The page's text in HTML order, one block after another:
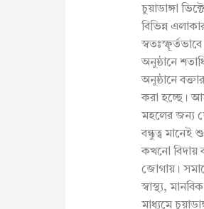
চুয়াডাঙ্গা
বিভিন্ন
অনুষ্ঠানে
অনুষ্ঠানে
করা হচ্ছে।
মহলের জন্য
বন্ধুত্ব মানেই
কখনো বিদায়
জোগায়।
স্বাস্থ্য,
মাধ্যমে